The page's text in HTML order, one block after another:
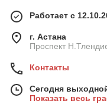
Работает с
г. Астана
Проспект
Контакты
Сегодня
Показать весь